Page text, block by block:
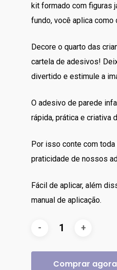
kit formado com figuras
fundo, você aplica como
Decore o quarto das
cartela de adesivos!
divertido e estimule a
O adesivo de parede
rápida, prática e criativa
Por isso conte com toda
praticidade de nossos
Fácil de aplicar, além
manual de aplicação.
Comprar agora